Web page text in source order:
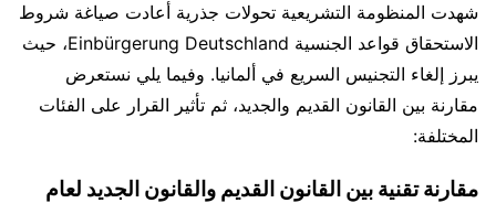
شهدت المنظومة التشريعية تحولات جذرية أعادت صياغة شروط
الاستحقاق قواعد الجنسية Einbürgerung Deutschland، حيث
يبرز إلغاء التجنيس السريع في ألمانيا. وفيما يلي نستعرض
مقارنة بين القانون القديم والجديد، ثم تأثير القرار على الفئات
المختلفة:
مقارنة تقنية بين القانون القديم والقانون الجديد لعام